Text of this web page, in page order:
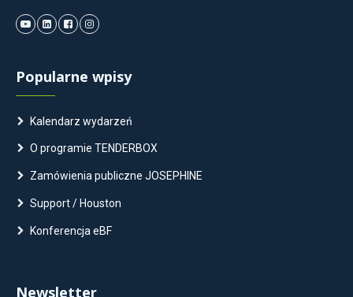
Popularne wpisy
Kalendarz wydarzeń
O programie TENDERBOX
Zamówienia publiczne JOSEPHINE
Support / Houston
Konferencja eBF
Newsletter